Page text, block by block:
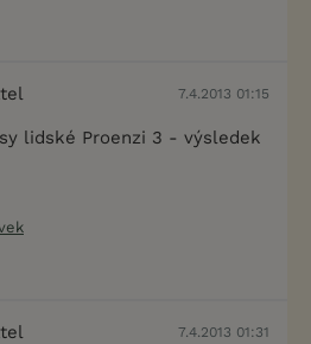
7.4.2013 01:15
lidské Proenzi 3 - výsledek
7.4.2013 01:31